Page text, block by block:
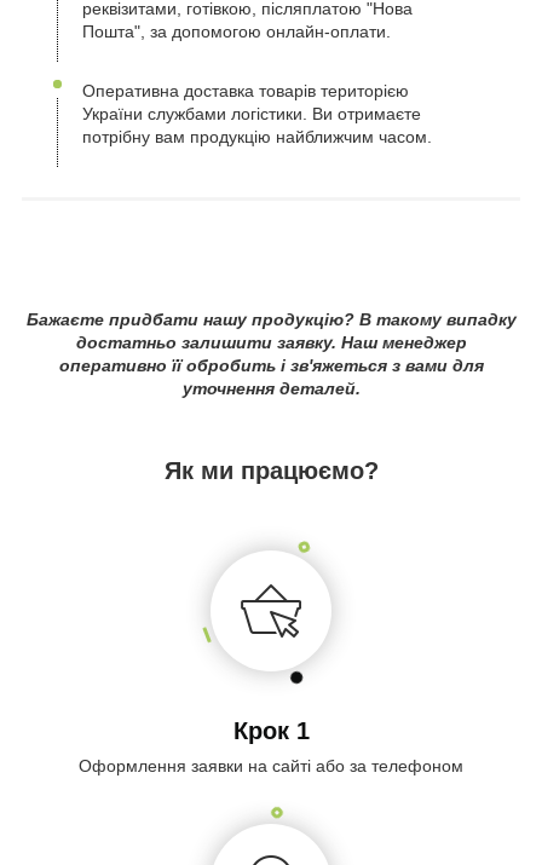
реквізитами, готівкою, післяплатою "Нова
Пошта", за допомогою онлайн-оплати.
Оперативна доставка товарів територією
України службами логістики. Ви отримаєте
потрібну вам продукцію найближчим часом.
Бажаєте придбати нашу продукцію? В такому випадку
достатньо залишити заявку. Наш менеджер
оперативно її обробить і зв'яжеться з вами для
уточнення деталей.
Як ми працюємо?
Крок 1
Оформлення заявки на сайті або за телефоном